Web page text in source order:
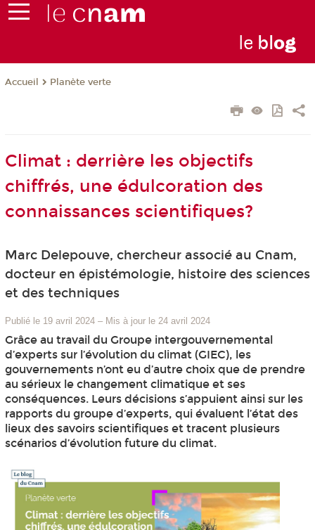
le blog
Accueil Planète verte
Climat : derrière les objectifs
chiffrés, une édulcoration des
connaissances scientifiques?
Marc Delepouve, chercheur associé au Cnam,
docteur en épistémologie, histoire des sciences
et des techniques
Publié le 19 avril 2024 – Mis à jour le 24 avril 2024
Grâce au travail du Groupe intergouvernemental
d’experts sur l’évolution du climat (GIEC), les
gouvernements n’ont eu d’autre choix que de prendre
au sérieux le changement climatique et ses
conséquences. Leurs décisions s’appuient ainsi sur les
rapports du groupe d’experts, qui évaluent l’état des
lieux des savoirs scientifiques et tracent plusieurs
scénarios d’évolution future du climat.